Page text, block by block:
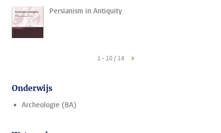
Persianism in Antiquity
1 - 10 / 14
Onderwijs
Archeologie (BA)